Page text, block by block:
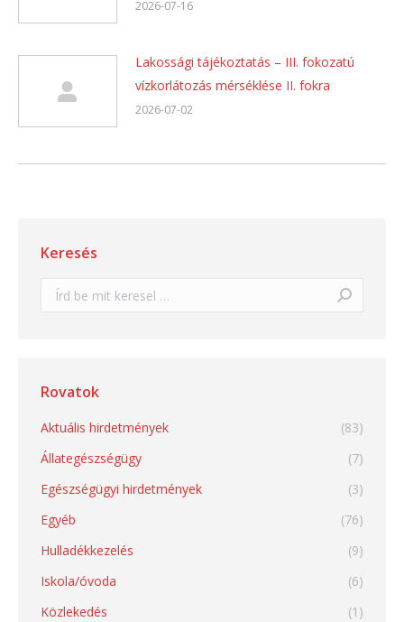
2026-07-16
Lakossági tájékoztatás – III. fokozatú
vízkorlátozás mérséklése II. fokra
2026-07-02
Keresés
Search:
Rovatok
Aktuális hirdetmények
(83)
Állategészségügy
(7)
Egészségügyi hirdetmények
(3)
Egyéb
(76)
Hulladékkezelés
(9)
Iskola/óvoda
(6)
Közlekedés
(1)